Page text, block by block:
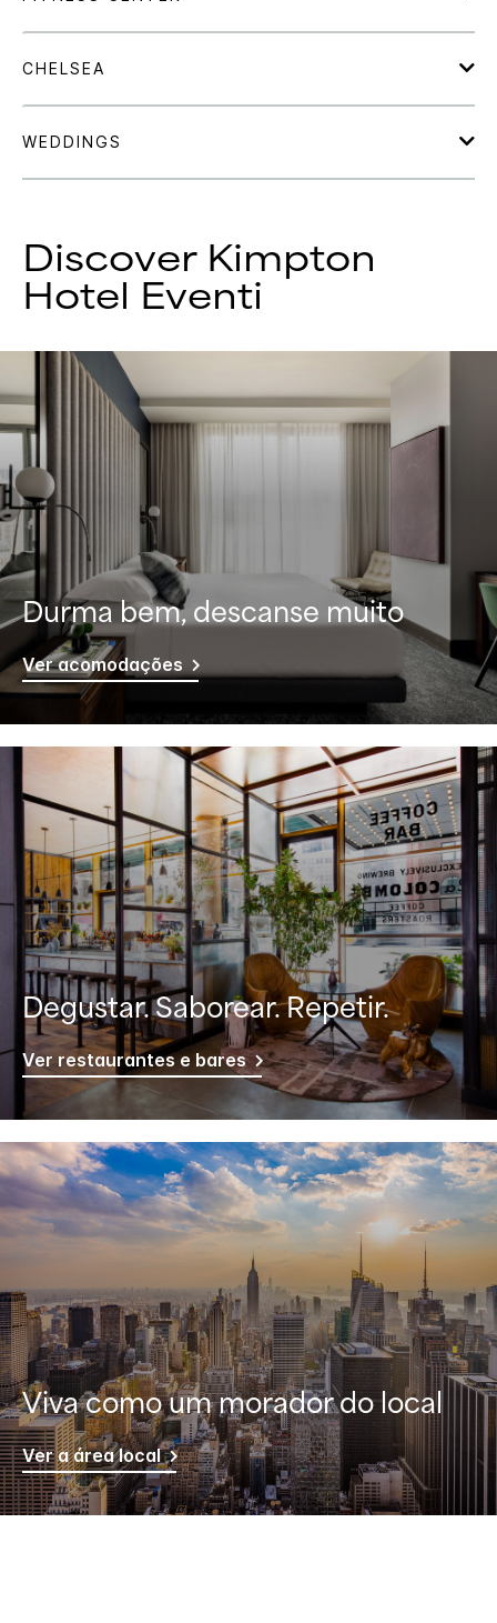
Discover Kimpton
Hotel Eventi
Durma bem, descanse muito
Ver acomodações
Degustar. Saborear. Repetir.
Ver restaurantes e bares
Viva como um morador do local
Ver a área local